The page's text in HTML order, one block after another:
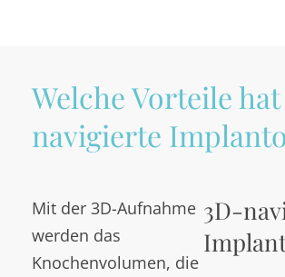
Welche Vorteile
navigierte
Mit der 3D-Aufnahme
werden das
Knochenvolumen, die
3D-